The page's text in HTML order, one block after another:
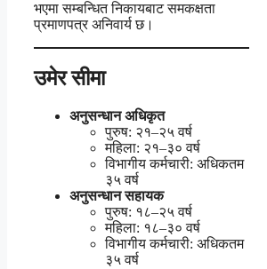
भएमा सम्बन्धित निकायबाट समकक्षता
प्रमाणपत्र अनिवार्य छ।
उमेर सीमा
अनुसन्धान अधिकृत
पुरुष: २१–२५ वर्ष
महिला: २१–३० वर्ष
विभागीय कर्मचारी: अधिकतम
३५ वर्ष
अनुसन्धान सहायक
पुरुष: १८–२५ वर्ष
महिला: १८–३० वर्ष
विभागीय कर्मचारी: अधिकतम
३५ वर्ष